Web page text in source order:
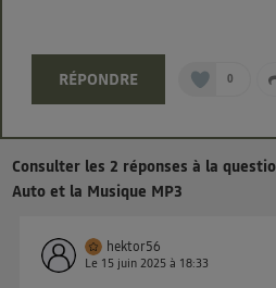
RÉPONDRE 0
Consulter les 2 réponses à la
Auto et la Musique MP3
hektor56
Le 15 juin 2025 à 18:33